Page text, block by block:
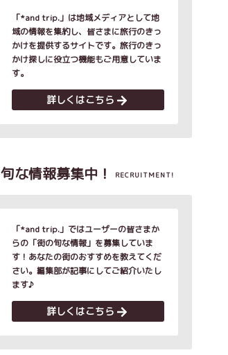
「*and trip.」は地域メディアとして地
域の情報を集約し、皆さまに旅行のきっ
かけを提供するサイトです。旅行のきっ
かけ探しに役立つ機能もご用意していま
す。
詳しくはこちら
旬な情報募集中！ RECRUITMENT!
「*and trip.」ではユーザーの皆さまか
らの「街の旬な情報」を募集していま
す！あなたの街のおすすめを教えてくだ
さい。編集部が記事にしてご紹介いたし
ます♪
詳しくはこちら